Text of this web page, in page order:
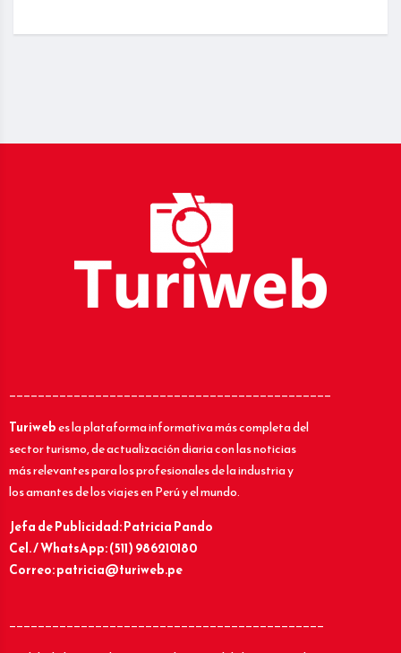
_____________________________________________
Turiwebes la plataforma informativa más completa del
sector turismo, de actualización diaria con las noticias
más relevantes para los profesionales de la industria y
los amantes de los viajes en Perú y el mundo.
Jefa de Publicidad: Patricia Pando
Cel. / WhatsApp: (511) 986210180
Correo: patricia@turiweb.pe
____________________________________________